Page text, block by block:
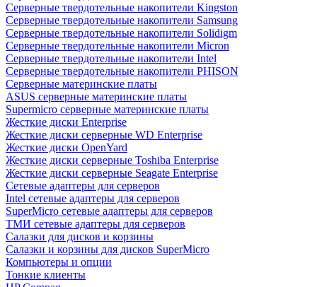
Cерверные твердотельные накопители Kingston
Cерверные твердотельные накопители Samsung
Cерверные твердотельные накопители Solidigm
Cерверные твердотельные накопители Micron
Cерверные твердотельные накопители Intel
Cерверные твердотельные накопители PHISON
Серверные материнские платы
ASUS серверные материнские платы
Supermicro серверные материнские платы
Жесткие диски Enterprise
Жесткие диски серверные WD Enterprise
Жесткие диски OpenYard
Жесткие диски серверные Toshiba Enterprise
Жесткие диски серверные Seagate Enterprise
Сетевые адаптеры для серверов
Intel сетевые адаптеры для серверов
SuperMicro сетевые адаптеры для серверов
ТМИ сетевые адаптеры для серверов
Салазки для дисков и корзины
Салазки и корзины для дисков SuperMicro
Компьютеры и опции
Тонкие клиенты